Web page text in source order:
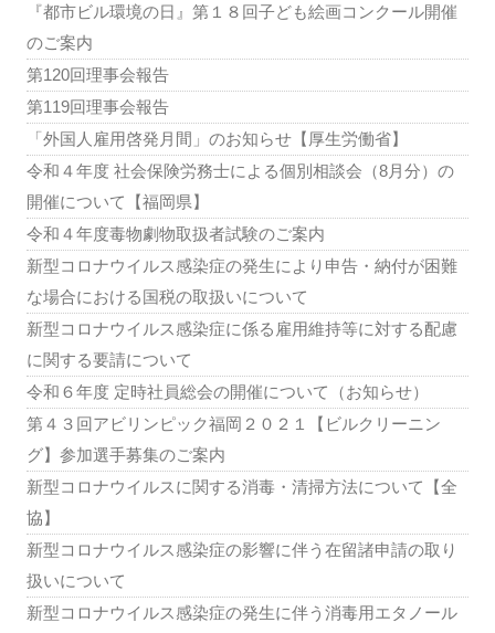
『都市ビル環境の日』第１８回子ども絵画コンクール開催
のご案内
第120回理事会報告
第119回理事会報告
「外国人雇用啓発月間」のお知らせ【厚生労働省】
令和４年度 社会保険労務士による個別相談会（8月分）の
開催について【福岡県】
令和４年度毒物劇物取扱者試験のご案内
新型コロナウイルス感染症の発生により申告・納付が困難
な場合における国税の取扱いについて
新型コロナウイルス感染症に係る雇用維持等に対する配慮
に関する要請について
令和６年度 定時社員総会の開催について（お知らせ）
第４３回アビリンピック福岡２０２１【ビルクリーニン
グ】参加選手募集のご案内
新型コロナウイルスに関する消毒・清掃方法について【全
協】
新型コロナウイルス感染症の影響に伴う在留諸申請の取り
扱いについて
新型コロナウイルス感染症の発生に伴う消毒用エタノール